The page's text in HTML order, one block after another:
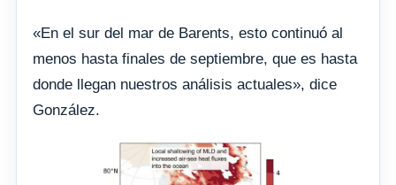
«En el sur del mar de Barents, esto continuó al
menos hasta finales de septiembre, que es hasta
donde llegan nuestros análisis actuales», dice
González.